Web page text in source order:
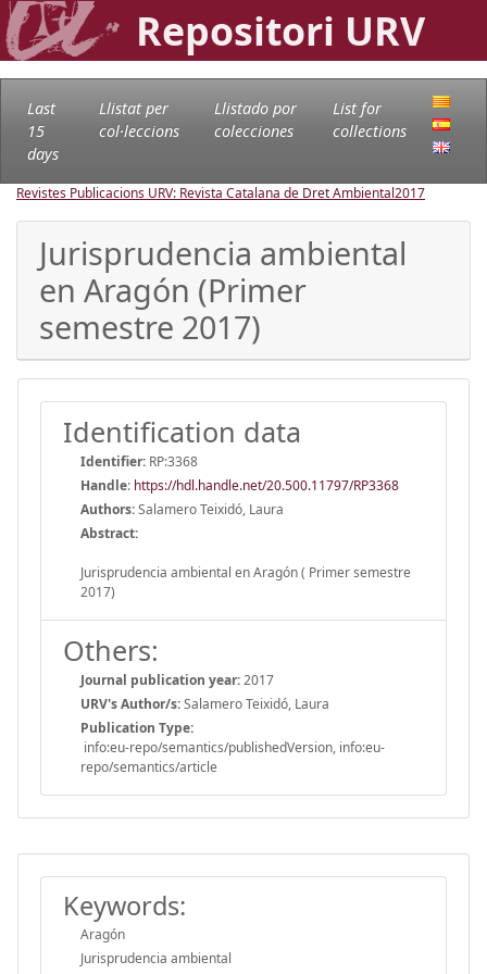
Repositori URV
Last
15
days
Llistat per
col·leccions
Llistado por
colecciones
List for
collections
Revistes Publicacions URV: Revista Catalana de Dret Ambiental2017
Jurisprudencia ambiental
en Aragón (Primer
semestre 2017)
Identification data
Identifier: RP:3368
Handle: https://hdl.handle.net/20.500.11797/RP3368
Authors:Salamero Teixidó, Laura
Abstract:
Jurisprudencia ambiental en Aragón ( Primer semestre
2017)
Others:
Journal publication year:2017
URV's Author/s:Salamero Teixidó, Laura
Publication Type:
info:eu-repo/semantics/publishedVersion, info:eu-
repo/semantics/article
Keywords:
Aragón
Jurisprudencia ambiental